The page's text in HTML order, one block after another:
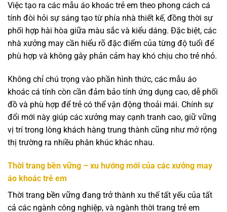
Việc tạo ra các mẫu áo khoác trẻ em theo phong cách cá
tính đòi hỏi sự sáng tạo từ phía nhà thiết kế, đồng thời sự
phối hợp hài hòa giữa màu sắc và kiểu dáng. Đặc biệt, các
nhà xưởng may cần hiểu rõ đặc điểm của từng độ tuổi để
phù hợp và không gây phản cảm hay khó chịu cho trẻ nhỏ.
Không chỉ chú trọng vào phần hình thức, các mẫu áo
khoác cá tính còn cần đảm bảo tính ứng dụng cao, dễ phối
đồ và phù hợp để trẻ có thể vận động thoải mái. Chính sự
đổi mới này giúp các xưởng may cạnh tranh cao, giữ vững
vị trí trong lòng khách hàng trung thành cũng như mở rộng
thị trường ra nhiều phân khúc khác nhau.
Thời trang bền vững – xu hướng mới của các xưởng may
áo khoác trẻ em
Thời trang bền vững đang trở thành xu thế tất yếu của tất
cả các ngành công nghiệp, và ngành thời trang trẻ em